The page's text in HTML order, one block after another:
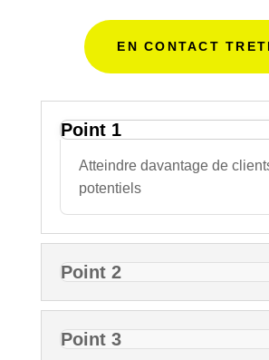
EN CONTACT
Point 1
Atteindre davantage de
potentiels
Point 2
Point 3